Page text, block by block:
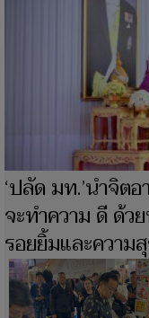
‘ปลัด มท.’นำจิต
จะทำความ ดี ด้ว
รอยยิ้มและความ